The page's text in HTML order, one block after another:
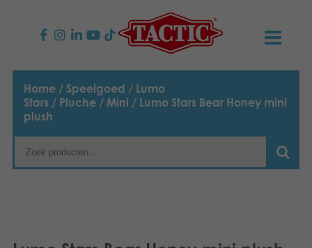
PRODUCTEN
Kinderspellen
Familiespellen
NIEUWS
TACTIC
Home / Speelgoed / Lumo
Stars / Pluche / Mini / Lumo Stars Bear Honey mini
plush